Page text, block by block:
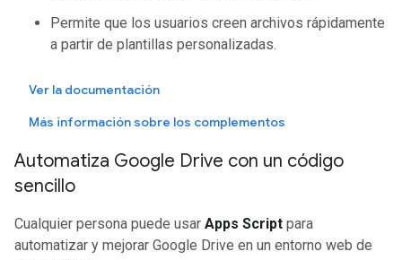
Permite que los usuarios creen archivos rápidamente
a partir de plantillas personalizadas.
Ver la documentación
Más información sobre los complementos
Automatiza Google Drive con un código
sencillo
Cualquier persona puede usar Apps Script para
automatizar y mejorar Google Drive en un entorno web de